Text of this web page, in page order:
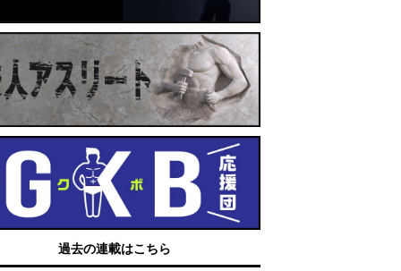
過去の連載はこちら